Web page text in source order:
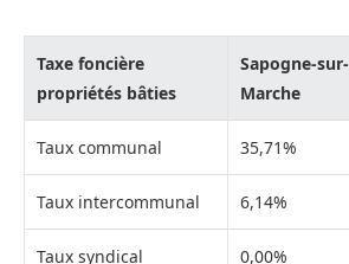
Taxe foncière
propriétés bâties
Sapogne-sur-
Marche
Taux communal 35,71%
Taux intercommunal 6,14%
Taux syndical 0,00%